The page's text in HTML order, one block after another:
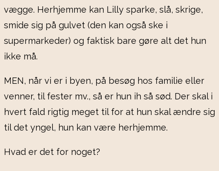
vægge. Herhjemme kan Lilly sparke, slå, skrige,
smide sig på gulvet (den kan også ske i
supermarkeder) og faktisk bare gøre alt det hun
ikke må.
MEN, når vi er i byen, på besøg hos familie eller
venner, til fester mv., så er hun ih så sød. Der skal i
hvert fald rigtig meget til for at hun skal ændre sig
til det yngel, hun kan være herhjemme.
Hvad er det for noget?